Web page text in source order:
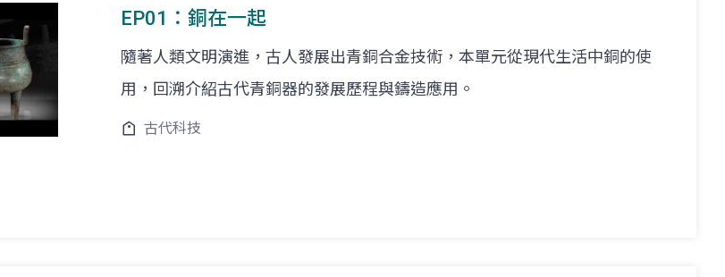
EP01：銅在一起
隨著人類文明演進，古人發展出青銅合金技術，本單元從現代生活中銅的使
用，回溯介紹古代青銅器的發展歷程與鑄造應用。
古代科技